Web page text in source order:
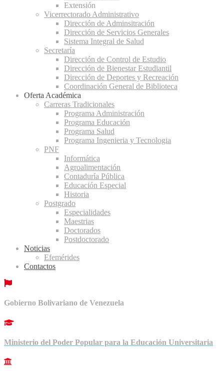
Extensión
Vicerrectorado Administrativo
Dirección de Adminsitración
Dirección de Servicios Generales
Sistema Integral de Salud
Secretaría
Dirección de Control de Estudio
Dirección de Bienestar Estudiantil
Dirección de Deportes y Recreación
Coordinación General de Biblioteca
Oferta Académica
Carreras Tradicionales
Programa Administración
Programa Educación
Programa Salud
Programa Ingenieria y Tecnologia
PNF
Informática
Agroalimentación
Contaduría Pública
Educación Especial
Historia
Postgrado
Especialidades
Maestrias
Doctorados
Postdoctorado
Noticias
Efemérides
Contactos
Gobierno Bolivariano de Venezuela
Ministerio del Poder Popular para la Educación Universitaria